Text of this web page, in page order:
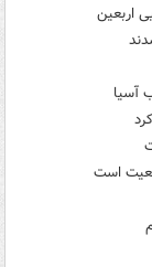
اربعین
آسیا
است